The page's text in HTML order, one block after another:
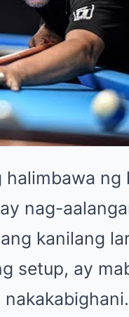
halimbawa ng
nag-
kanilang
setup, ay